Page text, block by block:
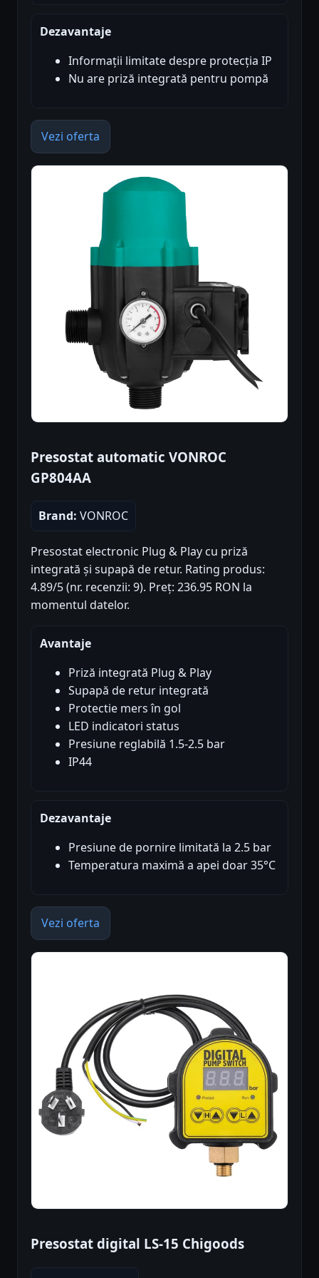
Dezavantaje
Informații limitate despre protecția IP
Nu are priză integrată pentru pompă
Vezi oferta
Presostat automatic VONROC
GP804AA
Brand: VONROC
Presostat electronic Plug & Play cu priză
integrată și supapă de retur. Rating produs:
4.89/5 (nr. recenzii: 9). Preț: 236.95 RON la
momentul datelor.
Avantaje
Priză integrată Plug & Play
Supapă de retur integrată
Protectie mers în gol
LED indicatori status
Presiune reglabilă 1.5-2.5 bar
IP44
Dezavantaje
Presiune de pornire limitată la 2.5 bar
Temperatura maximă a apei doar 35°C
Vezi oferta
Presostat digital LS-15 Chigoods